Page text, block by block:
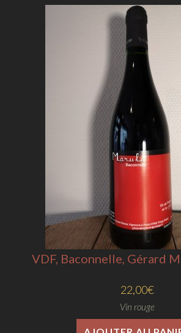
VDF, Baconnelle, Gérard
22,00€
Vin rouge